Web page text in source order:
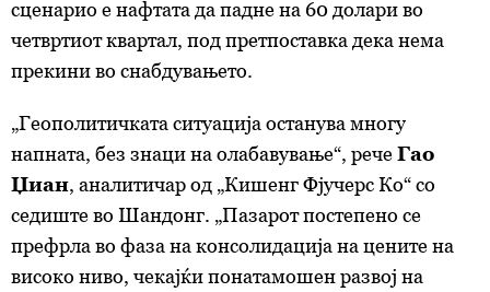
сценарио е нафтата да падне на 60 долари во
четвртиот квартал, под претпоставка дека нема
прекини во снабдувањето.
„Геополитичката ситуација останува многу
напната, без знаци на олабавување“, речеГао
Џиан, аналитичар од „Кишенг Фјучерс Ко“ со
седиште во Шандонг. „Пазарот постепено се
префрла во фаза на консолидација на цените на
високо ниво, чекајќи понатамошен развој на